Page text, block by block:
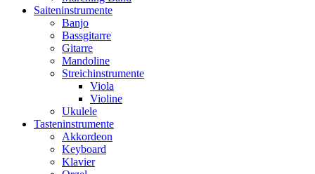
Saiteninstrumente
Banjo
Bassgitarre
Gitarre
Mandoline
Streichinstrumente
Viola
Violine
Ukulele
Tasteninstrumente
Akkordeon
Keyboard
Klavier